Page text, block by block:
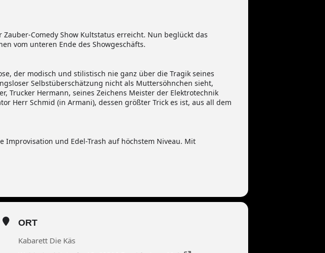
Comedy Show Kultstatus erreicht. Nun beglückt das
vom unteren Ende des Showgeschäfts.
der modisch und stilistisch nie ganz über die Tragik seines
Selbstüberschätzung nicht als Muttersöhnchen sieht,
Trucker Hermann, seines Zeichens Meister der Elektrotechnik
Herr Schmid (in Armani), dessen größter Trick es ist, aus all dem
Improvisation und Edel-Trash auf höchstem Niveau. Mit
ORT
Kabarett Die Käs